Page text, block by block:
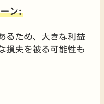
ーン:
るため、大きな利益
損失を被る可能性も